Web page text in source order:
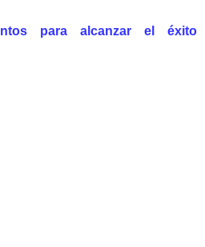
para alcanzar el éxito